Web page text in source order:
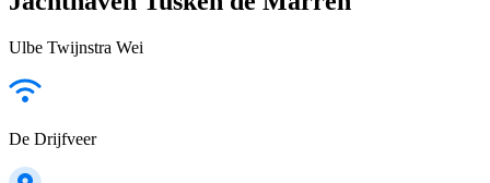
Ulbe Twijnstra Wei
De Drijfveer